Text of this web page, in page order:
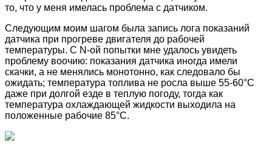
то, что у меня имелась проблема с датчиком.
Следующим моим шагом была запись лога показаний
датчика при прогреве двигателя до рабочей
температуры. С N-ой попытки мне удалось увидеть
проблему воочию: показания датчика иногда имели
скачки, а не менялись монотонно, как следовало бы
ожидать; температура топлива не росла выше 55-60°C
даже при долгой езде в теплую погоду, тогда как
температура охлаждающей жидкости выходила на
положенные рабочие 85°C.